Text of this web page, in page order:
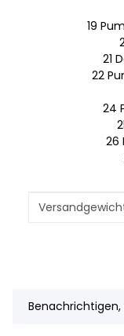
19
21
22
24
26
Wert